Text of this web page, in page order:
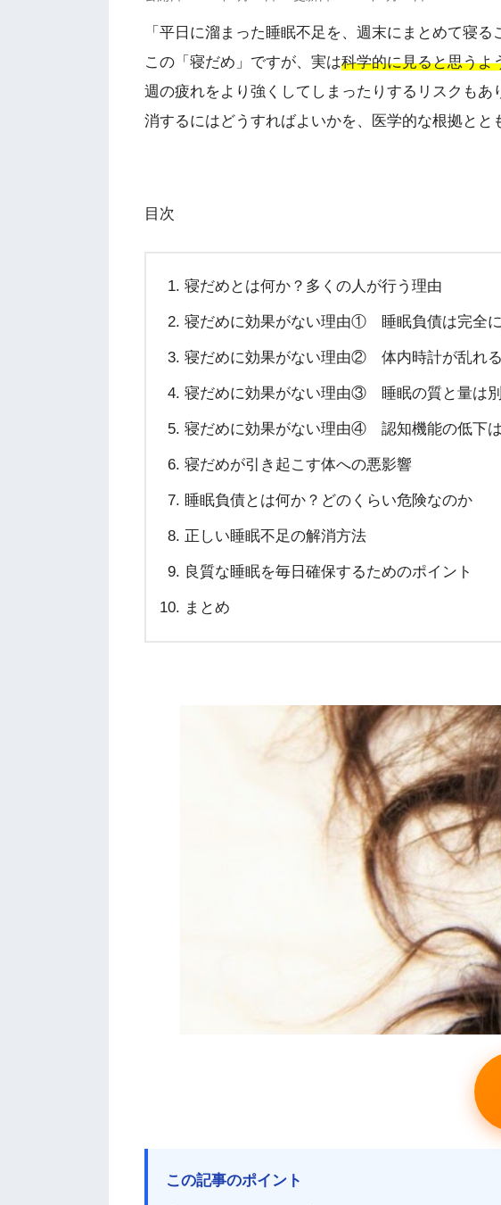
「平日に溜まった睡眠不足を、週末にまとめて寝
この「寝だめ」ですが、実は科学的に見ると思うよ
週の疲れをより強くしてしまったりするリスクも
消するにはどうすればよいかを、医学的な根拠とと
目次
寝だめとは何か？多くの人が行う理由
寝だめに効果がない理由① 睡眠負債は完全
寝だめに効果がない理由② 体内時計が乱れる
寝だめに効果がない理由③ 睡眠の質と量は
寝だめに効果がない理由④ 認知機能の低下
寝だめが引き起こす体への悪影響
睡眠負債とは何か？どのくらい危険なのか
正しい睡眠不足の解消方法
良質な睡眠を毎日確保するためのポイント
まとめ
この記事のポイント